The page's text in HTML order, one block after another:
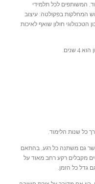
המשותפים לכל תלמידי
המחלקות בפקולטה: עיצוב
הטכנולוגי חולון שואף לאיכות
שנים.
אשר גם משתנה כל רגע, בהתאם
מקבלים רקע רחב מאוד על
גדל כל הזמן.